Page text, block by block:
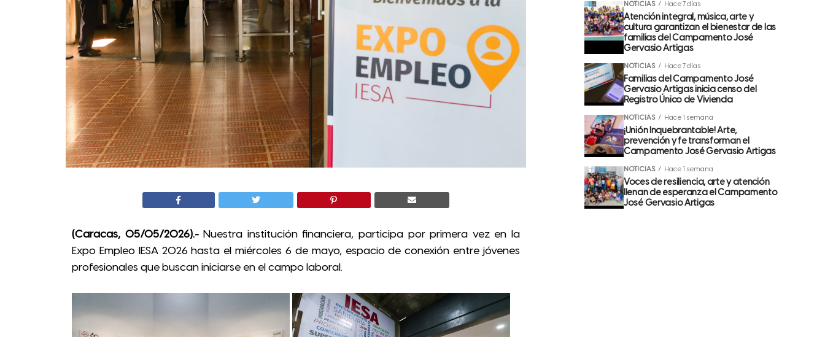
(Caracas, 05/05/2026).-Nuestra institución financiera, participa por primera vez en la
Expo Empleo IESA 2026 hasta el miércoles 6 de mayo, espacio de conexión entre jóvenes
profesionales que buscan iniciarse en el campo laboral.
NOTICIAS Hace 7 días
Atención integral, música, arte y
cultura garantizan el bienestar de las
familias del Campamento José
Gervasio Artigas
NOTICIAS Hace 7 días
Familias del Campamento José
Gervasio Artigas inicia censo del
Registro Único de Vivienda
NOTICIAS Hace 1 semana
¡Unión Inquebrantable! Arte,
prevención y fe transforman el
Campamento José Gervasio Artigas
NOTICIAS Hace 1 semana
Voces de resiliencia, arte y atención
llenan de esperanza el Campamento
José Gervasio Artigas